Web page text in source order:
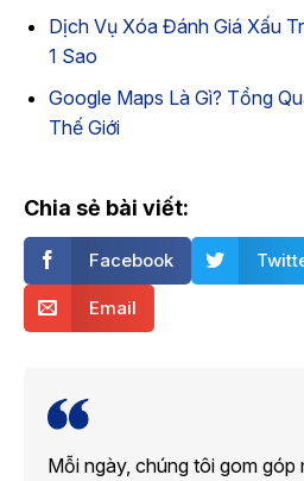
Dịch Vụ Xóa Đánh Giá Xấu
1 Sao
Google Maps Là Gì? Tổng
Thế Giới
Chia sẻ bài viết:
Facebook
Email
Mỗi ngày, chúng tôi gom góp